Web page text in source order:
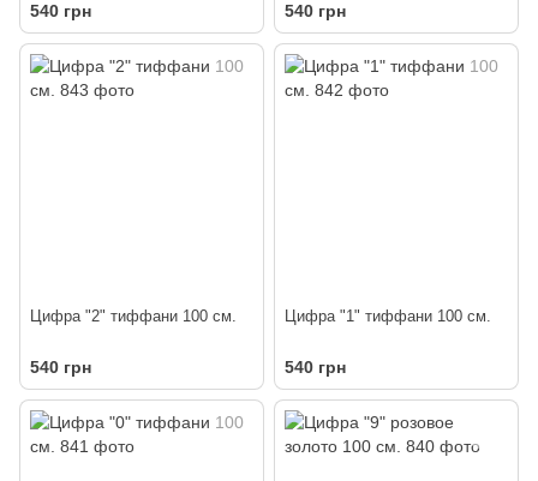
540 грн 540 грн
Цифра "2" тиффани 100 см.
540 грн
Цифра "1" тиффани 100 см.
540 грн